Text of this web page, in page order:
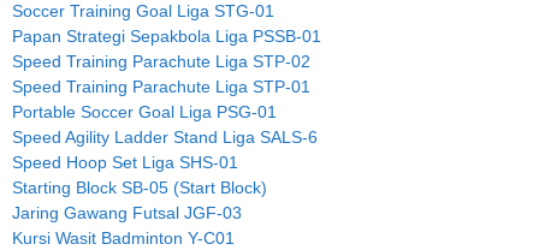
Soccer Training Goal Liga STG-01
Papan Strategi Sepakbola Liga PSSB-01
Speed Training Parachute Liga STP-02
Speed Training Parachute Liga STP-01
Portable Soccer Goal Liga PSG-01
Speed Agility Ladder Stand Liga SALS-6
Speed Hoop Set Liga SHS-01
Starting Block SB-05 (Start Block)
Jaring Gawang Futsal JGF-03
Kursi Wasit Badminton Y-C01